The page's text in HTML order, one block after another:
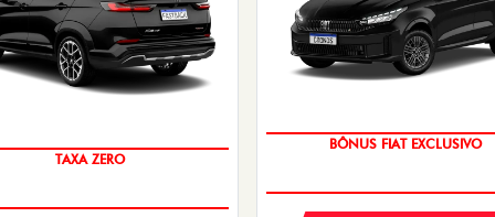
PREÇO IMPERDÍVEL
SUPER DESCONTO